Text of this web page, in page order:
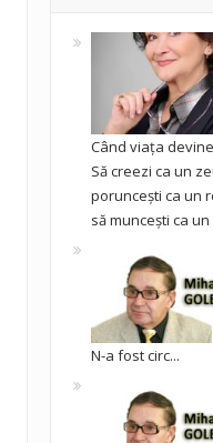
Când viața
Să creezi ca un
poruncești ca un
să muncești ca un
N-a fost circ...